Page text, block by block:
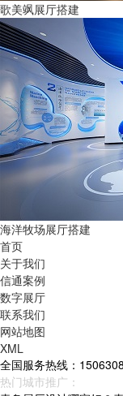
歌美飒展厅搭建
海洋牧场展厅搭建
首页
关于我们
信通案例
数字展厅
联系我们
网站地图
XML
全国服务热线：
热门城市推广：